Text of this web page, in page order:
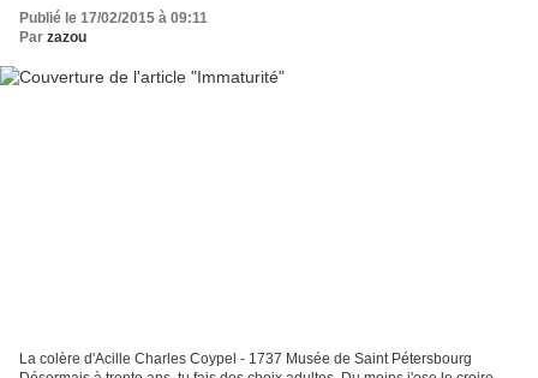
Publié le 17/02/2015 à 09:11
Par zazou
La colère d'Acille Charles Coypel - 1737 Musée de Saint Pétersbourg